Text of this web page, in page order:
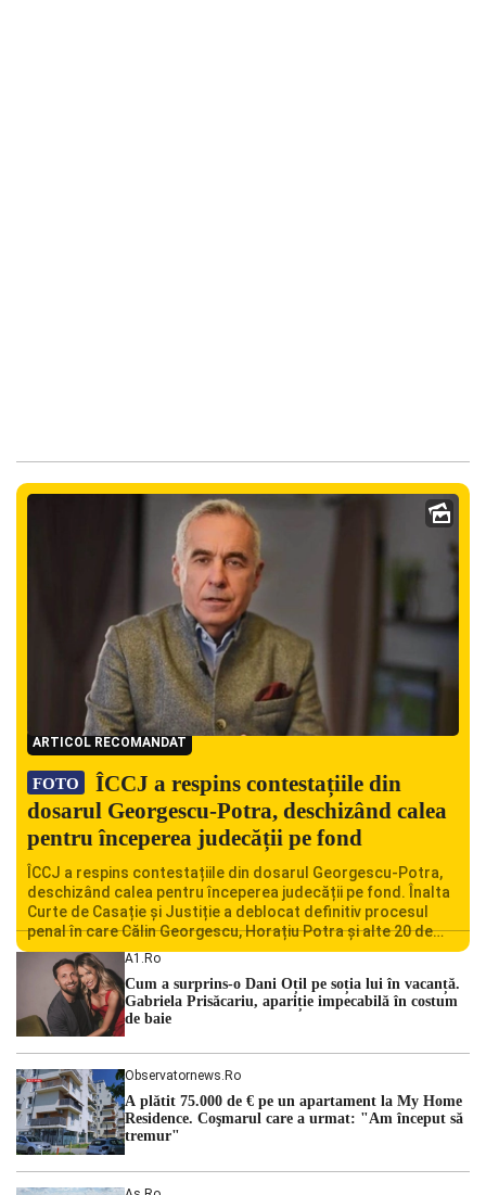
ARTICOL RECOMANDAT
FOTO
ÎCCJ a respins contestațiile din
dosarul Georgescu-Potra, deschizând calea
pentru începerea judecății pe fond
ÎCCJ a respins contestațiile din dosarul Georgescu-Potra,
deschizând calea pentru începerea judecății pe fond. Înalta
Curte de Casație și Justiție a deblocat definitiv procesul
penal în care Călin Georgescu, Horațiu Potra și alte 20 de
persoane sunt acuzați de acțiuni îndreptate împotriva
ordinii constituționale. În ședința din camera preliminară,
judecătorii de la instanța supremă au […]
A1.ro
Cum a surprins-o Dani Oțil pe soția lui în vacanță.
Gabriela Prisăcariu, apariție impecabilă în costum
de baie
Observatornews.ro
A plătit 75.000 de € pe un apartament la My Home
Residence. Coşmarul care a urmat: "Am început să
tremur"